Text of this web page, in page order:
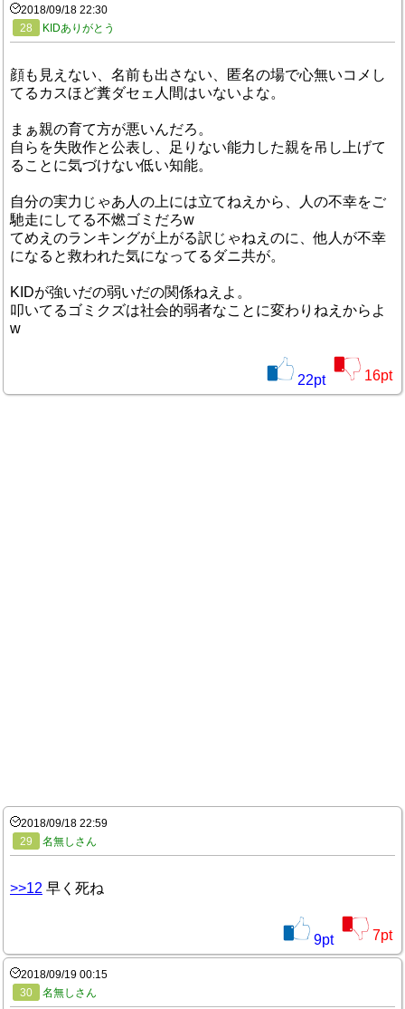
2018/09/18 22:30
28
KIDありがとう
顔も見えない、名前も出さない、匿名の場で心無いコメし
てるカスほど糞ダセェ人間はいないよな。
まぁ親の育て方が悪いんだろ。
自らを失敗作と公表し、足りない能力した親を吊し上げて
ることに気づけない低い知能。
自分の実力じゃあ人の上には立てねえから、人の不幸をご
馳走にしてる不燃ゴミだろw
てめえのランキングが上がる訳じゃねえのに、他人が不幸
になると救われた気になってるダニ共が。
KIDが強いだの弱いだの関係ねえよ。
叩いてるゴミクズは社会的弱者なことに変わりねえからよ
w
22pt 16pt
2018/09/18 22:59
29
名無しさん
>>12 早く死ね
9pt 7pt
2018/09/19 00:15
30
名無しさん